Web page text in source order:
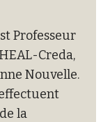
Professeur
Creda,
Nouvelle.
la